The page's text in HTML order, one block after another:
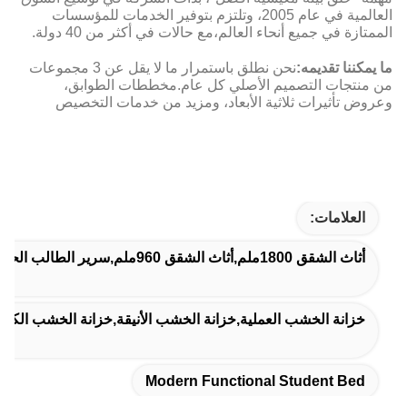
العالمية في عام 2005، وتلتزم بتوفير الخدمات للمؤسسات
الممتازة في جميع أنحاء العالم،مع حالات في أكثر من 40 دولة.
ما يمكننا تقديمه:
نحن نطلق باستمرار ما لا يقل عن 3 مجموعات
من منتجات التصميم الأصلي كل عام.مخططات الطوابق،
وعروض تأثيرات ثلاثية الأبعاد، ومزيد من خدمات التخصيص
العلامات:
أثاث الشقق 1800ملم,أثاث الشقق 960ملم,سرير الطالب الحديث الوظيفي
خزانة الخشب العملية,خزانة الخشب الأنيقة,خزانة الخشب
Modern Functional Student Bed